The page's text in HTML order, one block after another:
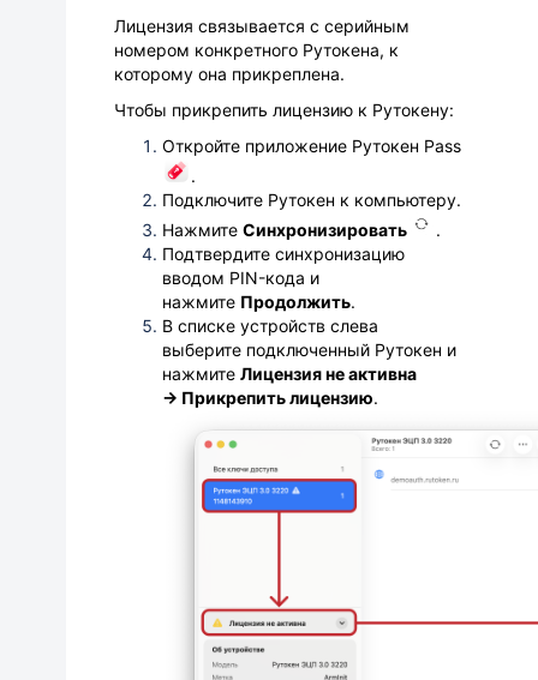
Лицензия связывается с серийным
номером конкретного Рутокена, к
которому она прикреплена.
Чтобы прикрепить лицензию к Рутокену:
Откройте приложение Рутокен Pass
.
Подключите Рутокен к компьютеру.
Нажмите Синхронизировать
.
Подтвердите синхронизацию
вводом PIN-кода и
нажмите Продолжить.
В списке устройств слева
выберите подключенный Рутокен и
нажмите Лицензия не активна
→ Прикрепить лицензию.